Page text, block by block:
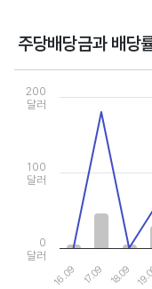
비교해서 보는 것이 좋습니다. 그
주당배당금과 배당
Chart
Combination chart
View as data table,
The chart has 1 X
The chart has 2 Y
16.09 17.09 18.09
0
달러
100
달러
200
달러